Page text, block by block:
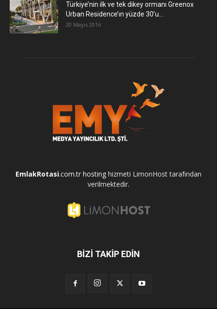
Türkiye’nin ilk ve tek dikey ormanı Greenox
Urban Residence’ın yüzde 30’u...
20 Mayıs 2016
EmlakRotasi.com.tr hosting hizmeti LimonHost tarafından
verilmektedir.
BİZİ TAKİP EDİN